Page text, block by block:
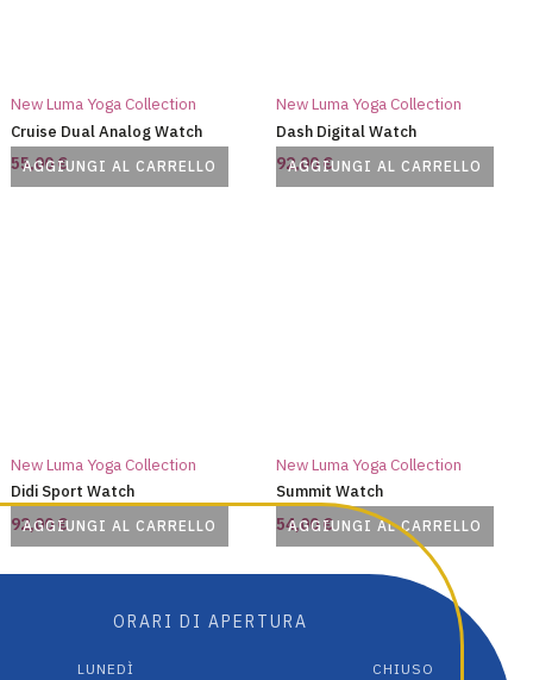
AGGIUNGI AL CARRELLO
New Luma Yoga Collection
Cruise Dual Analog Watch
55,00€ AGGIUNGI AL CARRELLO
New Luma Yoga Collection
Dash Digital Watch
92,00€
AGGIUNGI AL CARRELLO
New Luma Yoga Collection
Didi Sport Watch
92,00€ AGGIUNGI AL CARRELLO
New Luma Yoga Collection
Summit Watch
54,00€
ORARI DI APERTURA
LUNEDÌ CHIUSO